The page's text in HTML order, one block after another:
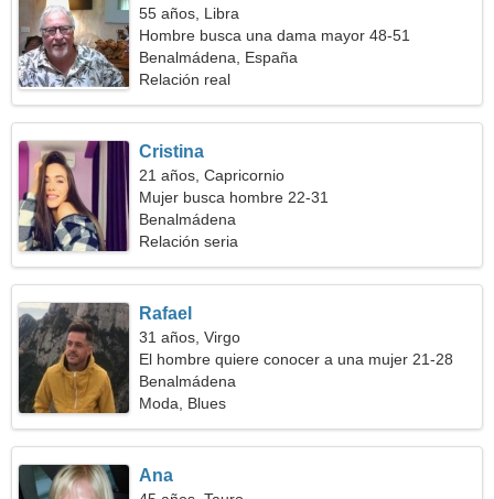
55 años, Libra
Hombre busca una dama mayor 48-51
Benalmádena, España
Relación real
Cristina
21 años, Capricornio
Mujer busca hombre 22-31
Benalmádena
Relación seria
Rafael
31 años, Virgo
El hombre quiere conocer a una mujer 21-28
Benalmádena
Moda, Blues
Ana